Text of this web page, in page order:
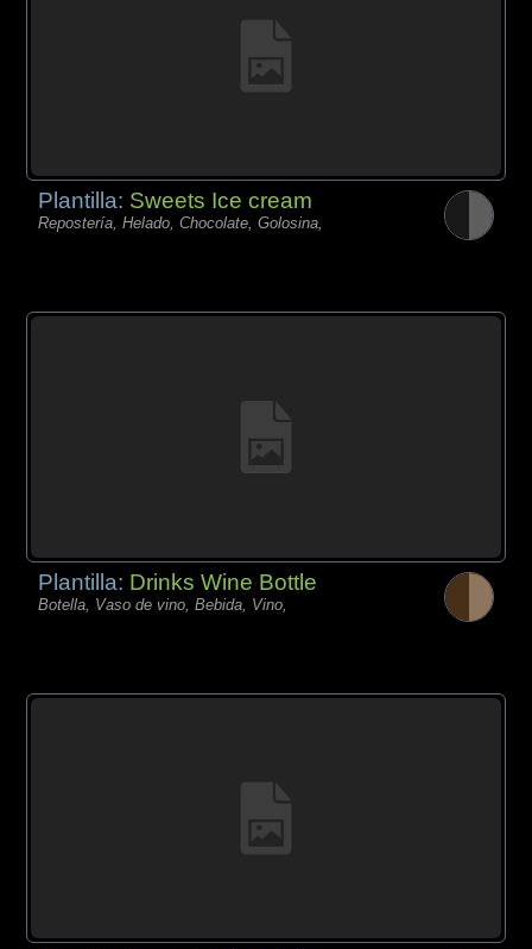
Plantilla: Sweets Ice cream
Repostería, Helado, Chocolate, Golosina,
Plantilla: Drinks Wine Bottle
Botella, Vaso de vino, Bebida, Vino,